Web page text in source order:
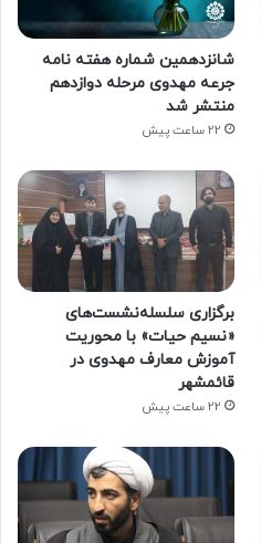
شانزدهمین شماره هفته‌ نامه
جرعه مهدوی مرحله دوازدهم
منتشر شد
22 ساعت پیش
برگزاری سلسله‌نشست‌های
«نسیم حیات» با محوریت
آموزش معارف مهدوی در
قائمشهر
22 ساعت پیش